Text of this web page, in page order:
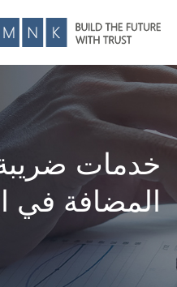
خدمات
المضافة في